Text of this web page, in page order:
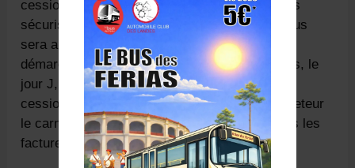
cession auprès de l’Agence nationale des titres
sécurisés. Un code de cession de véhicule vous
sera alors attribué. Il vous facilitera toutes les
démarches administratives. Vous pourrez alors, le
jour J, signé avec l’acquéreur un certificat de
cession. Vous pouvez de plus remettre à l’acheteur
le carnet d’entretien de votre véhicule et toutes les
factures d’entretiens ou de réparations.